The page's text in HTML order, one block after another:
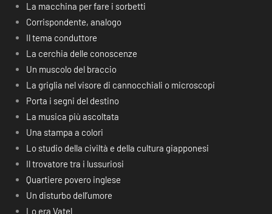
La macchina per fare i sorbetti
Corrispondente, analogo
Il tema conduttore
La cerchia delle conoscenze
Un muscolo del braccio
La griglia nel visore di cannocchiali o microscopi
Porta i segni del destino
La musica più ascoltata
Una stampa a colori
Lo studio della civiltà e della cultura giapponesi
Il trovatore tra i lussuriosi
Quartiere povero inglese
Un disturbo dell’umore
Lo era Vatel